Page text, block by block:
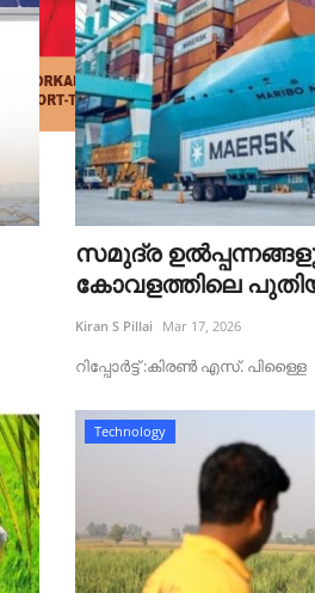
സമുദ്ര
കോവളത്തിലെ
Kiran S Pillai Mar 17, 2026
റിപ്പോർട്ട്‌ :കിരൺ എസ്. പിള്ളൈ
Technology